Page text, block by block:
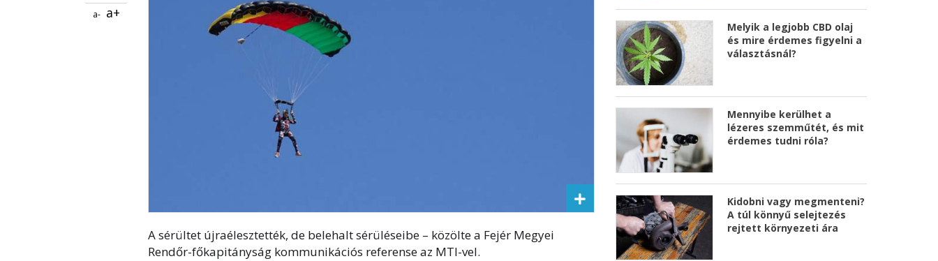
a- a+
A sérültet újraélesztették, de belehalt sérüléseibe – közölte a Fejér Megyei
Rendőr-főkapitányság kommunikációs referense az MTI-vel.
Melyik a legjobb CBD olaj
és mire érdemes figyelni a
választásnál?
Mennyibe kerülhet a
lézeres szemműtét, és mit
érdemes tudni róla?
Kidobni vagy megmenteni?
A túl könnyű selejtezés
rejtett környezeti ára